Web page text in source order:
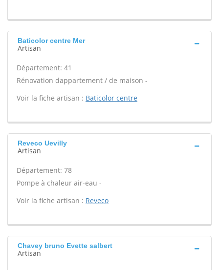
Baticolor centre Mer
Artisan
Département: 41
Rénovation dappartement / de maison -
Voir la fiche artisan : Baticolor centre
Reveco Uevilly
Artisan
Département: 78
Pompe à chaleur air-eau -
Voir la fiche artisan : Reveco
Chavey bruno Evette salbert
Artisan